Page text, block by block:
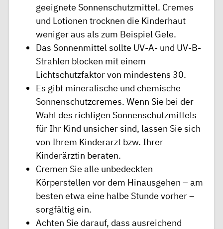
geeignete Sonnenschutzmittel. Cremes
und Lotionen trocknen die Kinderhaut
weniger aus als zum Beispiel Gele.
Das Sonnenmittel sollte UV-A- und UV-B-
Strahlen blocken mit einem
Lichtschutzfaktor von mindestens 30.
Es gibt mineralische und chemische
Sonnenschutzcremes. Wenn Sie bei der
Wahl des richtigen Sonnenschutzmittels
für Ihr Kind unsicher sind, lassen Sie sich
von Ihrem Kinderarzt bzw. Ihrer
Kinderärztin beraten.
Cremen Sie alle unbedeckten
Körperstellen vor dem Hinausgehen – am
besten etwa eine halbe Stunde vorher –
sorgfältig ein.
Achten Sie darauf, dass ausreichend